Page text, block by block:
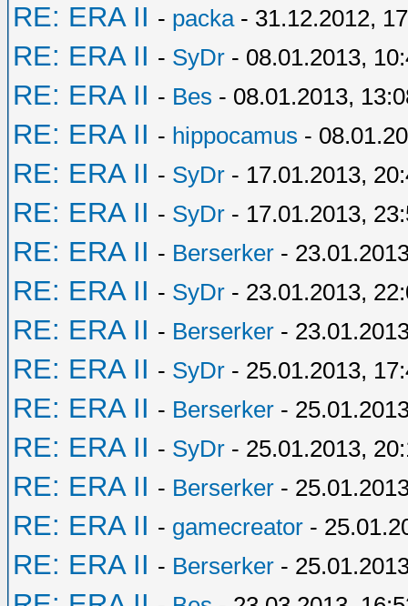
RE: ERA II - packa- 31.12.2012,
RE: ERA II - SyDr - 08.01.2013,
RE: ERA II - Bes - 08.01.2013,
RE: ERA II - hippocamus -
RE: ERA II - SyDr - 17.01.2013,
RE: ERA II - SyDr - 17.01.2013,
RE: ERA II - Berserker -
RE: ERA II - SyDr - 23.01.2013,
RE: ERA II - Berserker -
RE: ERA II - SyDr - 25.01.2013,
RE: ERA II - Berserker -
RE: ERA II - SyDr - 25.01.2013,
RE: ERA II - Berserker -
RE: ERA II - gamecreator -
RE: ERA II - Berserker -